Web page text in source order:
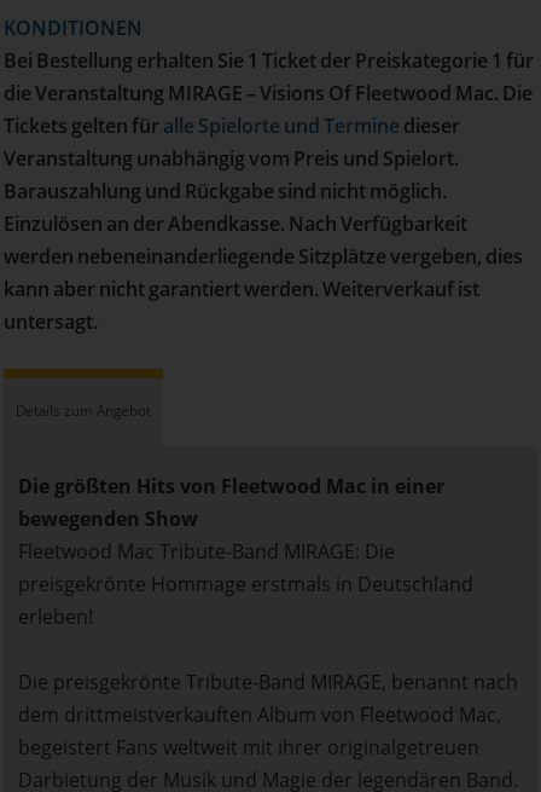
KONDITIONEN
Bei Bestellung erhalten Sie 1 Ticket der Preiskategorie 1 für
die Veranstaltung MIRAGE – Visions Of Fleetwood Mac. Die
Tickets gelten für alle Spielorte und Termine dieser
Veranstaltung unabhängig vom Preis und Spielort.
Barauszahlung und Rückgabe sind nicht möglich.
Einzulösen an der Abendkasse. Nach Verfügbarkeit
werden nebeneinanderliegende Sitzplätze vergeben, dies
kann aber nicht garantiert werden. Weiterverkauf ist
untersagt.
Details zum Angebot
Die größten Hits von Fleetwood Mac in einer
bewegenden Show
Fleetwood Mac Tribute-Band MIRAGE: Die
preisgekrönte Hommage erstmals in Deutschland
erleben!
Die preisgekrönte Tribute-Band MIRAGE, benannt nach
dem drittmeistverkauften Album von Fleetwood Mac,
begeistert Fans weltweit mit ihrer originalgetreuen
Darbietung der Musik und Magie der legendären Band.